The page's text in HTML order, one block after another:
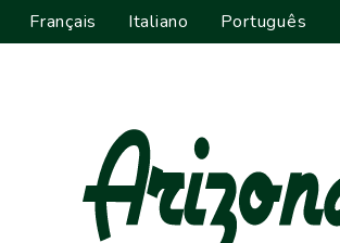
Français Italiano Português